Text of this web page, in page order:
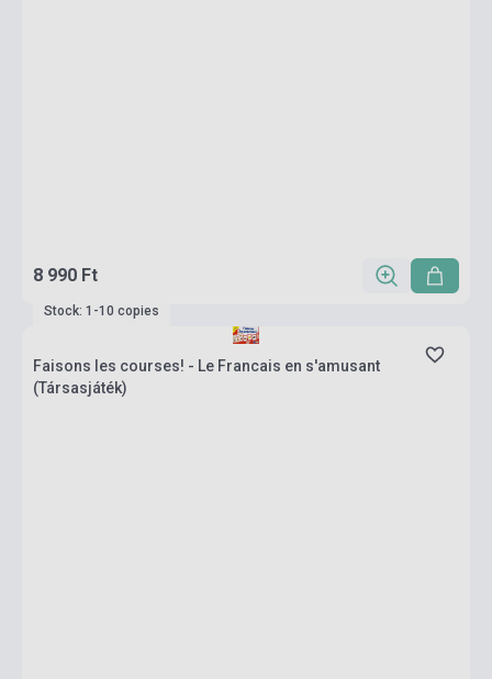
8 990 Ft
Stock: 1-10 copies
Faisons les courses! - Le Francais en s'amusant
(Társasjáték)